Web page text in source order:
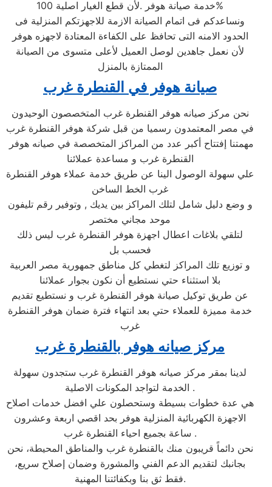
خدمة صيانة هوفر .لأن قطع الغيار اصلية 100%
ونساعدكم فى اتمام الصيانة الازمة للاجهزتكم المنزلية فى
الحدود الامنه التى تحافظ على الكفاءة المعتادة لاجهزه هوفر
لأن نعمل جاهدين لوصل العميل لأعلى متسوى من الصيانة
الممتازة بالمنزل
صيانة هوفر في القنطرة غرب
نحن مركز صيانه هوفر القنطرة غرب المتخصصون الوحيدون
في مصر المعتمدون رسميا من قبل شركة هوفر القنطرة غرب
القنطرة غرب و مساعدة عملائنا
علي سهولة الوصول الينا عن طريق خدمة عملاء هوفر القنطرة
غرب الخط الساخن
و وضع دليل شامل لتلك المراكز بين يديك , وتوفير رقم تليفون
موحد مجاني مختصر
لتلقي بلاغات اعطال اجهزة هوفر القنطرة غرب ليس ذلك
فحسب بل
و توزيع تلك المراكز لتغطي كل مناطق جمهورية مصر العربية
بلا استثناء حتي نستطيع أن نكون بجوار عملائنا
عن طريق توكيل صيانة هوفر القنطرة غرب و نستطيع تقديم
خدمة مميزة للعملاء حتي بعد انتهاء فترة ضمان هوفر القنطرة
غرب
مركز صيانه هوفر بالقنطرة غرب
لدينا بمقر مركز صيانه هوفر القنطرة غرب ستجدون سهولة
الخدمة لتواجد المكونات الاصلية .
هي عدة خطوات بسيطة وستحصلون علي افضل خدمات اصلاح
الاجهزة الكهربائية المنزلية هوفر بحد اقصي اربعة وعشرون
ساعة بجميع احياء القنطرة غرب .
نحن دائماً قريبون منك بالقنطرة غرب والمناطق المحيطة، نحن
بجانبك لتقديم الدعم الفني والمشورة وضمان إصلاح سريع،
فقط ثق بنا وبكفائتنا المهنية.